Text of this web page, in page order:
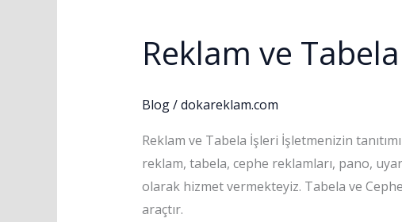
Reklam ve
Blog/dokareklam.com
Reklam ve Tabela İşleri İşletmenizin
reklam, tabela, cephe reklamları, pano,
olarak hizmet vermekteyiz. Tabela ve
araçtır.
Reklam
ve
İşleri